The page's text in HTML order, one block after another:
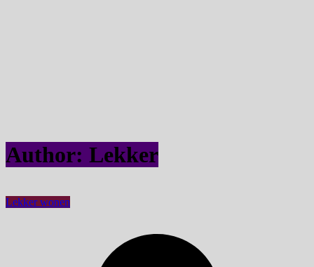
Author: Lekker
Lekker wonen